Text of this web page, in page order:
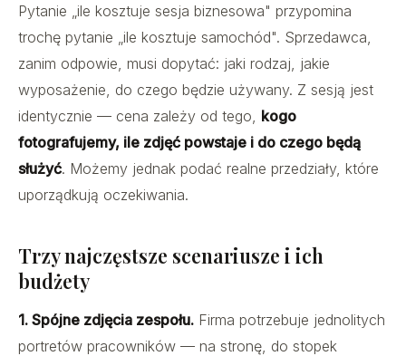
Pytanie „ile kosztuje sesja biznesowa" przypomina
trochę pytanie „ile kosztuje samochód". Sprzedawca,
zanim odpowie, musi dopytać: jaki rodzaj, jakie
wyposażenie, do czego będzie używany. Z sesją jest
identycznie — cena zależy od tego, kogo
fotografujemy, ile zdjęć powstaje i do czego będą
służyć. Możemy jednak podać realne przedziały, które
uporządkują oczekiwania.
Trzy najczęstsze scenariusze i ich
budżety
1. Spójne zdjęcia zespołu. Firma potrzebuje jednolitych
portretów pracowników — na stronę, do stopek